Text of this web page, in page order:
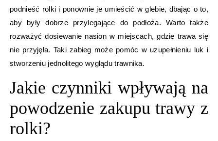
podnieść rolki i ponownie je umieścić w glebie, dbając o to,
aby były dobrze przylegające do podłoża. Warto także
rozważyć dosiewanie nasion w miejscach, gdzie trawa się
nie przyjęła. Taki zabieg może pomóc w uzupełnieniu luk i
stworzeniu jednolitego wyglądu trawnika.
Jakie czynniki wpływają na
powodzenie zakupu trawy z
rolki?